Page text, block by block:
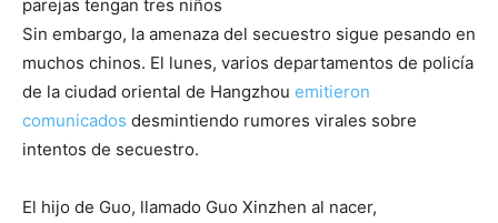
parejas tengan tres niños
Sin embargo, la amenaza del secuestro sigue pesando en
muchos chinos. El lunes, varios departamentos de policía
de la ciudad oriental de Hangzhou emitieron
comunicados desmintiendo rumores virales sobre
intentos de secuestro.
El hijo de Guo, llamado Guo Xinzhen al nacer,